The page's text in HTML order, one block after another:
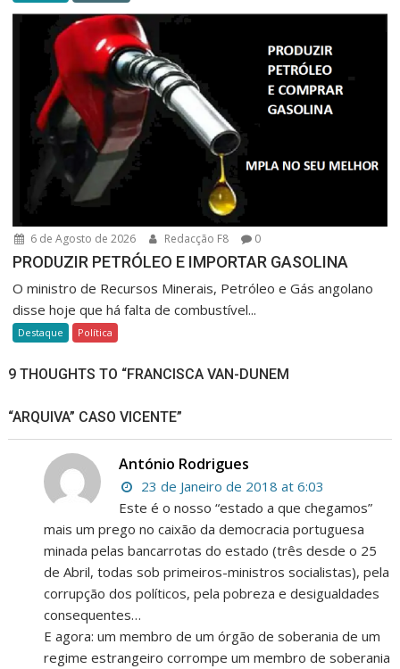
6 de Agosto de 2026 Redacção F8 0
PRODUZIR PETRÓLEO E IMPORTAR GASOLINA
O ministro de Recursos Minerais, Petróleo e Gás angolano
disse hoje que há falta de combustível...
Destaque Política
9 THOUGHTS TO “FRANCISCA VAN-DUNEM
“ARQUIVA” CASO VICENTE”
António Rodrigues
23 de Janeiro de 2018 at 6:03
Este é o nosso “estado a que chegamos”
mais um prego no caixão da democracia portuguesa
minada pelas bancarrotas do estado (três desde o 25
de Abril, todas sob primeiros-ministros socialistas), pela
corrupção dos políticos, pela pobreza e desigualdades
consequentes…
E agora: um membro de um órgão de soberania de um
regime estrangeiro corrompe um membro de soberania